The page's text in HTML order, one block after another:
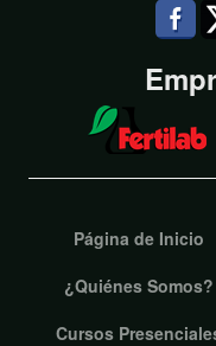
Página de Inicio
¿Quiénes Somos?
Cursos